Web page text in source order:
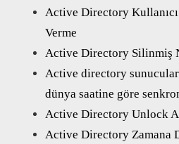
Active Directory
Verme
Active Directory Silinmiş
Active directory
dünya saatine göre
Active Directory Unlock
Active Directory Zamana